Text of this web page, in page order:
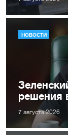
НОВОСТИ
решения
7 августа 2026